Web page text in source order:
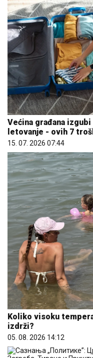
Većina građana
letovanje - ovih 7
15. 07. 2026 07:44
Koliko visoku
izdrži?
05. 08. 2026 14:12